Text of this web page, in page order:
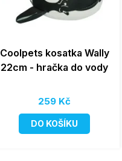
Coolpets kosatka Wally
22cm - hračka do vody
259 Kč
DO KOŠÍKU